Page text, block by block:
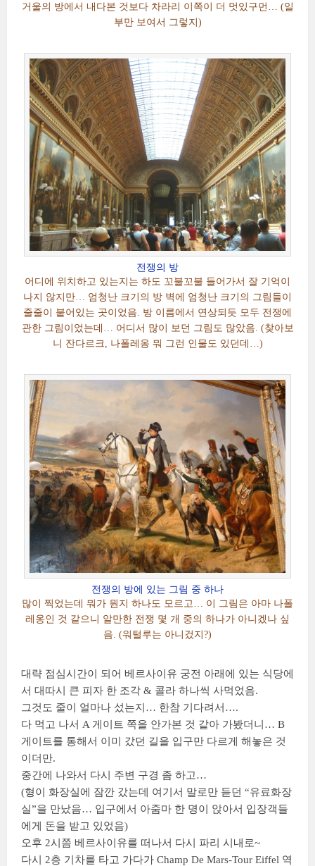
거울의 방에서 내다본 것보다 차라리 이쪽이 더 멋있구먼… (일
부만 보여서 그렇지)
전쟁의 방
어디에 위치하고 있는지는 하도 꼬불꼬불 들어가서 잘 기억이
나지 않지만… 엄청난 크기의 방 벽에 엄청난 크기의 그림들이
줄줄이 붙어있는 곳이었음. 방 이름에서 연상되듯 모두 전쟁에
관한 그림이었는데… 어디서 많이 보던 그림도 많았음. (찾아보
니 잔다르크, 나폴레옹 뭐 그런 인물도 있던데…)
전쟁의 방에 있는 그림 중 하나
많이 찍었는데 뭐가 뭔지 하나도 모르고… 이 그림은 아마 나폴
레옹인 것 같으니 알만한 전쟁 몇 개 중의 하나가 아니겠나 싶
음. (워털루는 아니겄지?)
대략 점심시간이 되어 베르사이유 궁전 아래에 있는 식당에
서 대따시 큰 피자 한 조각 & 콜라 하나씩 사먹었음.
그것도 줄이 얼마나 섰는지… 한참 기다려서….
다 먹고 나서 A 게이트 쪽을 안가본 것 같아 가봤더니… B
게이트를 통해서 이미 갔던 길을 입구만 다르게 해놓은 것
이더만.
중간에 나와서 다시 주변 구경 좀 하고…
(형이 화장실에 잠깐 갔는데 여기서 말로만 듣던 “유료화장
실”을 만났음… 입구에서 아줌마 한 명이 앉아서 입장객들
에게 돈을 받고 있었음)
오후 2시쯤 베르사이유를 떠나서 다시 파리 시내로~
다시 2층 기차를 타고 가다가 Champ De Mars-Tour Eiffel 역